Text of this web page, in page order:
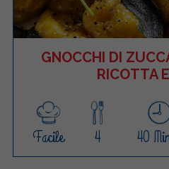
GNOCCHI DI
RICOTTA
Facile 4 40